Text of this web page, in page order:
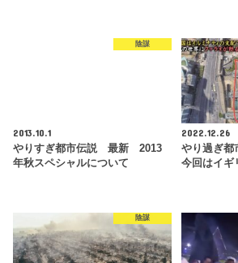
陰謀
2013.10.1
やりすぎ都市伝説 最新 2013
年秋スペシャルについて
2022.12.26
やり過ぎ
今回はイギ
陰謀